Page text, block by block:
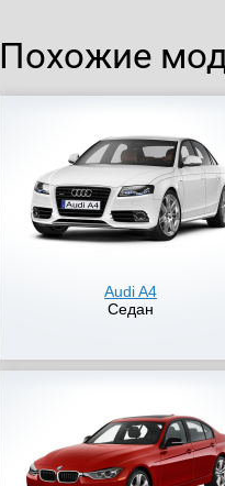
Похожие
Audi A4
Седан